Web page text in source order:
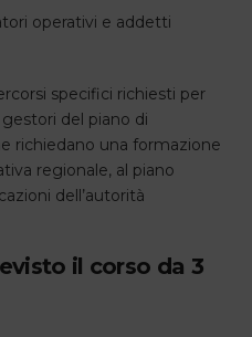
operativi e addetti
specifici richiesti per
del piano di
richiedano una formazione
regionale, al piano
dell’autorità
il corso da 3